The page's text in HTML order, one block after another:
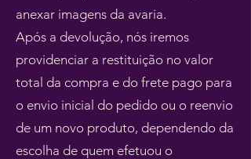
anexar imagens da avaria.
Após a devolução, nós iremos
providenciar a restituição no valor
total da compra e do frete pago para
o envio inicial do pedido ou o reenvio
de um novo produto, dependendo da
escolha de quem efetuou o